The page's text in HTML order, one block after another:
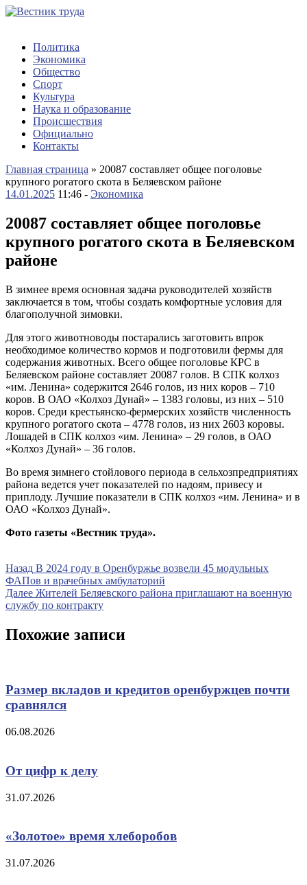
Политика
Экономика
Общество
Спорт
Культура
Наука и образование
Происшествия
Официально
Контакты
Главная страница » 20087 составляет общее поголовье
крупного рогатого скота в Беляевском районе
14.01.2025 11:46 - Экономика
20087 составляет общее поголовье
крупного рогатого скота в Беляевском
районе
В зимнее время основная задача руководителей хозяйств
заключается в том, чтобы создать комфортные условия для
благополучной зимовки.
Для этого животноводы постарались заготовить впрок
необходимое количество кормов и подготовили фермы для
содержания животных. Всего общее поголовье КРС в
Беляевском районе составляет 20087 голов. В СПК колхоз
«им. Ленина» содержится 2646 голов, из них коров – 710
коров. В ОАО «Колхоз Дунай» – 1383 головы, из них – 510
коров. Среди крестьянско-фермерских хозяйств численность
крупного рогатого скота – 4778 голов, из них 2603 коровы.
Лошадей в СПК колхоз «им. Ленина» – 29 голов, в ОАО
«Колхоз Дунай» – 36 голов.
Во время зимнего стойлового периода в сельхозпредприятиях
района ведется учет показателей по надоям, привесу и
приплоду. Лучшие показатели в СПК колхоз «им. Ленина» и в
ОАО «Колхоз Дунай».
Фото газеты «Вестник труда».
Навигация
по
записям
Назад Предыдущая
запись
В 2024 году в Оренбуржье возвели 45 модульных
ФАПов и врачебных амбулаторий
Далее Следующая
запись
Жителей Беляевского района приглашают на военную
службу по контракту
Похожие записи
Размер вкладов и кредитов оренбуржцев почти
сравнялся
06.08.2026
От цифр к делу
31.07.2026
«Золотое» время хлеборобов
31.07.2026